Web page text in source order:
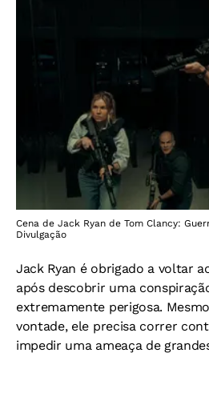
Cena de Jack Ryan de Tom Clancy:
Divulgação
Jack Ryan é obrigado a voltar
após descobrir uma
extremamente perigosa.
vontade, ele precisa correr
impedir uma ameaça de